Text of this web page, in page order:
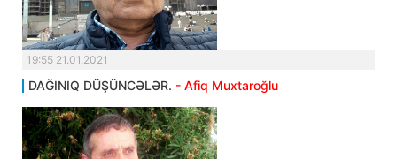
19:55 21.01.2021
DAĞINIQ DÜŞÜNCƏLƏR. - Afiq Muxtaroğlu